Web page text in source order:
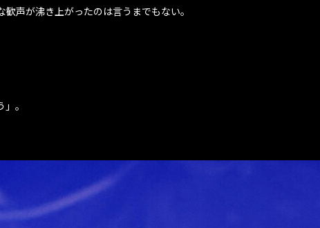
声が沸き上がったのは言うまでもない。
。